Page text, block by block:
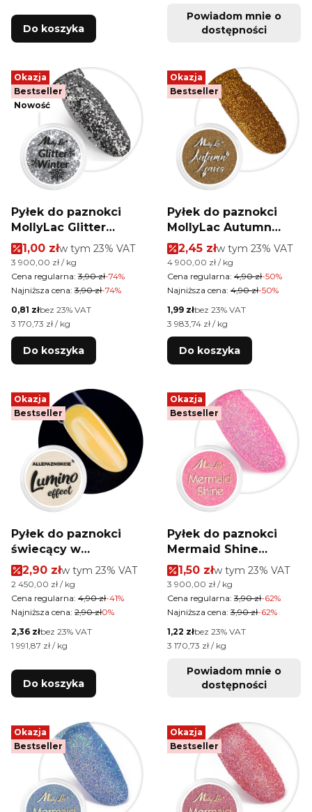
Do koszyka
Powiadom mnie o
dostępności
Okazja
Bestseller
Nowość
Pyłek do paznokci
MollyLac Glitter
Winter 1g Nr 1
Cena promocyjna brutto
1,00 złw tym %s VAT
w tym 23% VAT
Cena jednostkowa brutto
3 900,00 zł / kg
Cena regularna: 3,90 zł-74%
Najniższa cena: 3,90 zł-74%
Cena netto
0,81 złbez 23% VAT
Cena jednostkowa netto
3 170,73 zł / kg
Do koszyka
Okazja
Bestseller
Pyłek do paznokci
MollyLac Autumn
Leaves 1g Nr 2
Cena promocyjna
2,45 złw tym %s VAT
w tym 23% VAT
Cena jednostkowa brutto
4 900,00 zł / kg
Cena regularna: 4,90 zł-50%
Najniższa cena: 4,90 zł-50%
Cena netto
1,99 złbez 23% VAT
Cena jednostkowa netto
3 983,74 zł / kg
Do koszyka
Okazja
Bestseller
Pyłek do paznokci
świecący w
ciemności Lumino
Effect Allepaznokcie
Nr 15
Cena promocyjna brutto
2,90 złw tym %s VAT
w tym 23% VAT
Cena jednostkowa brutto
2 450,00 zł / kg
Cena regularna: 4,90 zł-41%
Najniższa cena: 2,90 zł0%
Cena netto
2,36 złbez 23% VAT
Cena jednostkowa netto
1 991,87 zł / kg
Do koszyka
Okazja
Bestseller
Pyłek do paznokci
Mermaid Shine
MollyLac 1 g Nr 8
Cena promocyjna
1,50 złw tym %s VAT
w tym 23% VAT
Cena jednostkowa brutto
3 900,00 zł / kg
Cena regularna: 3,90 zł-62%
Najniższa cena: 3,90 zł-62%
Cena netto
1,22 złbez 23% VAT
Cena jednostkowa netto
3 170,73 zł / kg
Powiadom mnie o
dostępności
Okazja
Bestseller
Okazja
Bestseller